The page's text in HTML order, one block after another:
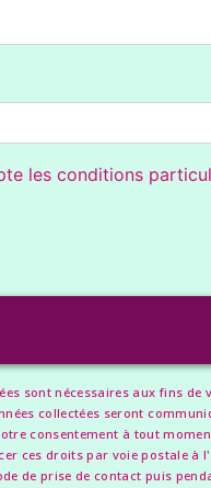
les conditions
sont nécessaires aux fins
collectées seront
consentement à tout
ces droits par voie postale
de prise de contact puis